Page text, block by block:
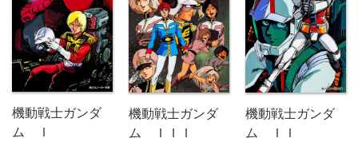
機動戦士ガンダ
ム Ｉ
機動戦士ガンダ
ム ＩＩＩ
機動戦士ガンダ
ム ＩＩ